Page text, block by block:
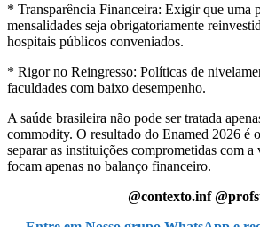
* Transparência Financeira: Exigir que uma
mensalidades seja obrigatoriamente
hospitais públicos conveniados.
* Rigor no Reingresso: Políticas de
faculdades com baixo desempenho.
A saúde brasileira não pode ser tratada
commodity. O resultado do Enamed 2026 é
separar as instituições comprometidas com a
focam apenas no balanço financeiro.
@contexto.inf